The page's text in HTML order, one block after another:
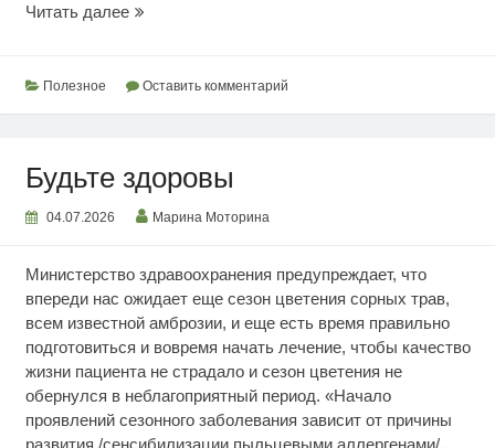
Читать далееОпределяем
масла
Полезное Оставить комментарий
Будьте здоровы
04.07.2026 Марина Моторина
Министерство здравоохранения предупреждает, что
впереди нас ожидает еще сезон цветения сорных трав,
всем известной амброзии, и еще есть время правильно
подготовиться и вовремя начать лечение, чтобы качество
жизни пациента не страдало и сезон цветения не
обернулся в неблагоприятный период. «Начало
проявлений сезонного заболевания зависит от причины
развития /сенсибилизации пыльцевыми аллергенами/...